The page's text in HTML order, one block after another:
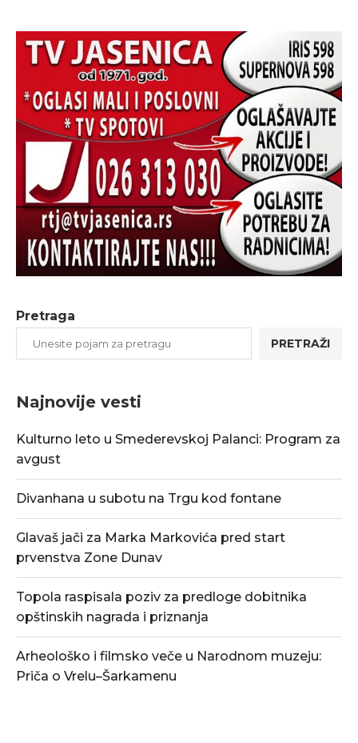
Pretraga
PRETRAŽI
Najnovije vesti
Kulturno leto u Smederevskoj Palanci: Program za
avgust
Divanhana u subotu na Trgu kod fontane
Glavaš jači za Marka Markovića pred start
prvenstva Zone Dunav
Topola raspisala poziv za predloge dobitnika
opštinskih nagrada i priznanja
Arheološko i filmsko veče u Narodnom muzeju:
Priča o Vrelu–Šarkamenu